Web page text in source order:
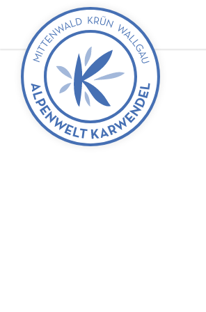
zurück
zur
Startseite